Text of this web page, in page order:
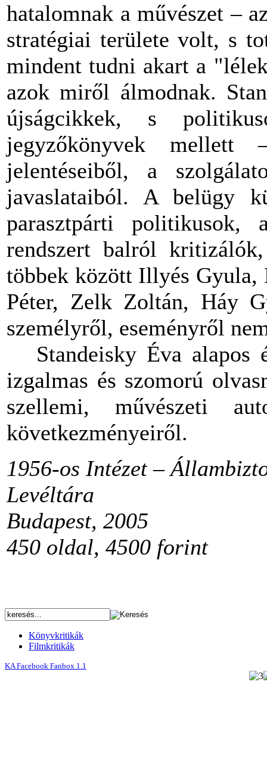
hatalomnak a művészet –
stratégiai területe volt, s
mindent tudni akart a
azok miről álmodnak.
újságcikkek, s
jegyzőkönyvek
jelentéseiből, a
javaslataiból. A belügy
parasztpárti politikusok,
rendszert balról
többek között Illyés Gyula,
Péter, Zelk Zoltán, Háy
személyről, eseményről
Standeisky Éva alapos
izgalmas és szomorú
szellemi, művészeti
következményeiről.
1956-os Intézet –
Levéltára
Budapest, 2005
450 oldal, 4500 forint
Könyvkritikák
Filmkritikák
KA Facebook Fanbox 1.1